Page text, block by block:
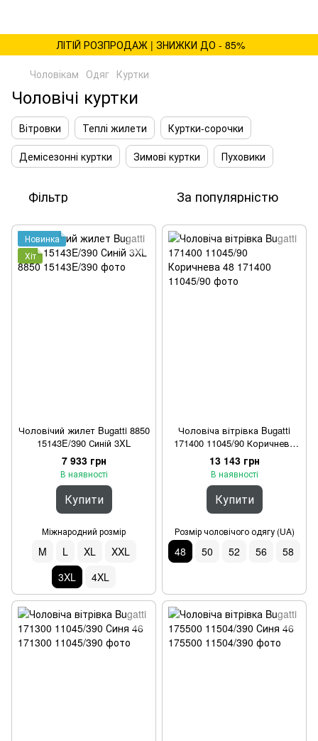
ЛІТІЙ РОЗПРОДАЖ | ЗНИЖКИ ДО - 85%
Чоловікам Одяг Куртки
Чоловічі куртки
Вітровки Теплі жилети
Куртки-сорочки
Демісезонні куртки
Зимові куртки Пуховики
Фільтр За популярністю
Новинка
Хіт
Чоловічий жилет Bugatti 8850
15143E/390 Синій 3XL
7 933 грн
В наявності
Купити
Міжнародний розмір
M L XL
XXL
3XL
4XL
Чоловіча вітрівка Bugatti
171400 11045/90 Коричнева
48
13 143 грн
В наявності
Купити
Розмір чоловічого одягу (UA)
48 50 52 56 58